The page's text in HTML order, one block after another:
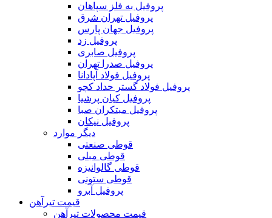
پروفیل به فلز سپاهان
پروفیل تهران شرق
پروفیل جهان پارس
پروفیل زد
پروفیل صابری
پروفیل صدرا تهران
پروفیل فولاد آپادانا
پروفیل فولاد گستر حداد کچو
پروفیل کیان پرشیا
پروفیل مبتکران صبا
پروفیل نیکان
دیگر موارد
قوطی صنعتی
قوطی مبلی
قوطی گالوانیزه
قوطی ستونی
پروفیل آبرو
قیمت تیرآهن
قیمت محصولات تیرآهن